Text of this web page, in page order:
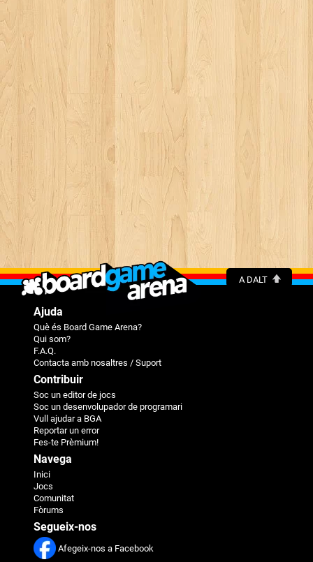
A DALT
Ajuda
Què és Board Game Arena?
Qui som?
F.A.Q.
Contacta amb nosaltres / Suport
Contribuir
Soc un editor de jocs
Soc un desenvolupador de programari
Vull ajudar a BGA
Reportar un error
Fes-te Prèmium!
Navega
Inici
Jocs
Comunitat
Fòrums
Segueix-nos
Afegeix-nos a Facebook